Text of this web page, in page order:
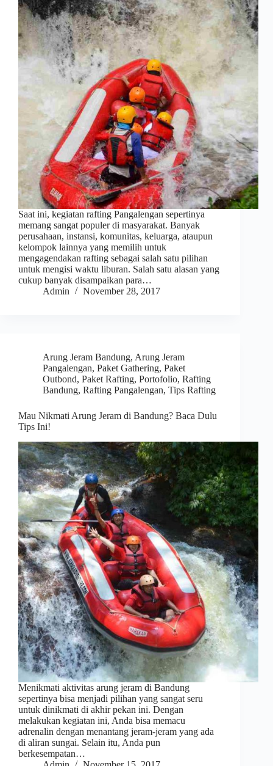
Saat ini, kegiatan rafting Pangalengan sepertinya
memang sangat populer di masyarakat. Banyak
perusahaan, instansi, komunitas, keluarga, ataupun
kelompok lainnya yang memilih untuk
mengagendakan rafting sebagai salah satu pilihan
untuk mengisi waktu liburan. Salah satu alasan yang
cukup banyak disampaikan para…
Admin
November 28, 2017
Arung Jeram Bandung, Arung Jeram
Pangalengan, Paket Gathering, Paket
Outbond, Paket Rafting, Portofolio, Rafting
Bandung, Rafting Pangalengan, Tips Rafting
Mau Nikmati Arung Jeram di Bandung? Baca Dulu
Tips Ini!
Menikmati aktivitas arung jeram di Bandung
sepertinya bisa menjadi pilihan yang sangat seru
untuk dinikmati di akhir pekan ini. Dengan
melakukan kegiatan ini, Anda bisa memacu
adrenalin dengan menantang jeram-jeram yang ada
di aliran sungai. Selain itu, Anda pun
berkesempatan…